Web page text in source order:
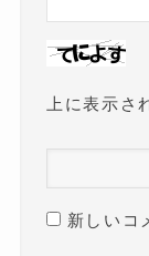
上に表示さ
新しいコ